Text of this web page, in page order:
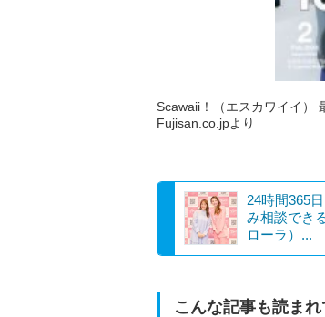
Scawaii！（エスカワイイ）
Fujisan.co.jpより
24時間365
み相談でき
ローラ）...
こんな記事も読ま